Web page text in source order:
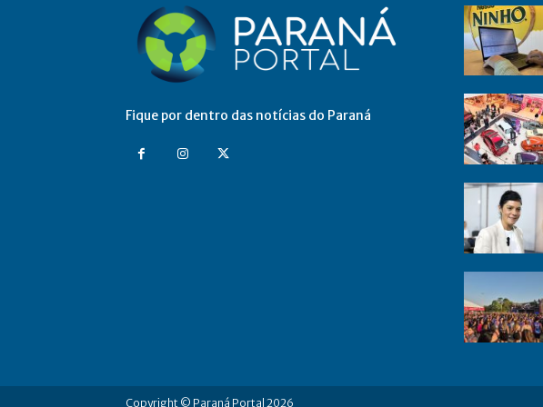
Fique por dentro das notícias do Paraná
Copyright © Paraná Portal 2026